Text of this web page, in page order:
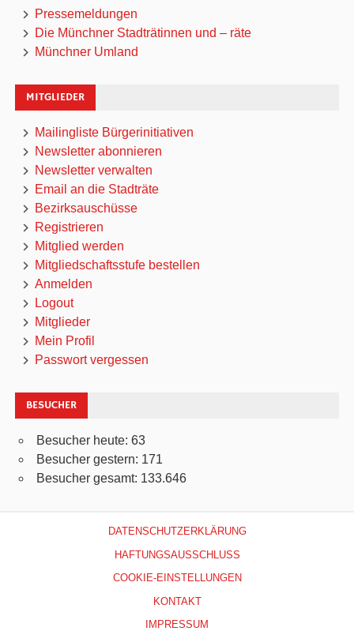
Pressemeldungen
Die Münchner Stadträtinnen und – räte
Münchner Umland
MITGLIEDER
Mailingliste Bürgerinitiativen
Newsletter abonnieren
Newsletter verwalten
Email an die Stadträte
Bezirksauschüsse
Registrieren
Mitglied werden
Mitgliedschaftsstufe bestellen
Anmelden
Logout
Mitglieder
Mein Profil
Passwort vergessen
BESUCHER
Besucher heute: 63
Besucher gestern: 171
Besucher gesamt: 133.646
DATENSCHUTZERKLÄRUNG
HAFTUNGSAUSSCHLUSS
COOKIE-EINSTELLUNGEN
KONTAKT
IMPRESSUM